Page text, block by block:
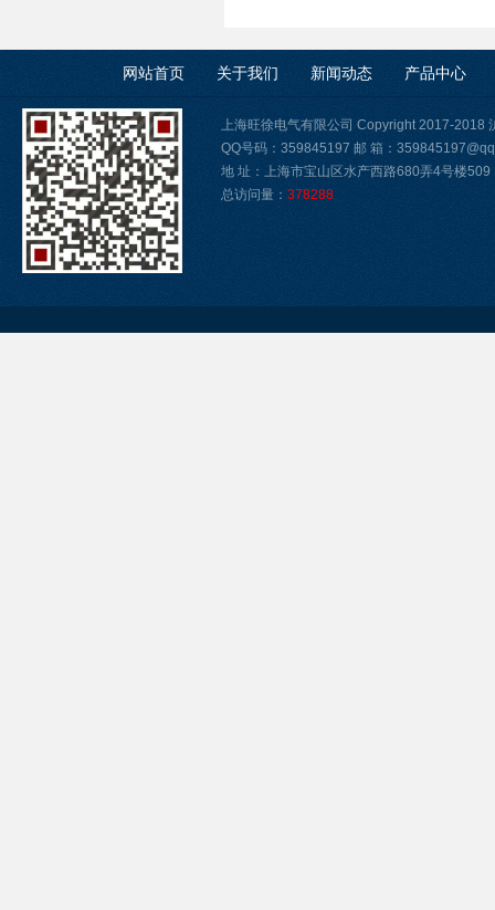
网站首页 关于我们 新闻动态 产品中心
上海旺徐电气有限公司 Copyright 2017-2018
QQ号码：359845197 邮 箱：
地 址：上海市宝山区水产西路680弄4号楼509
总访问量： 378288